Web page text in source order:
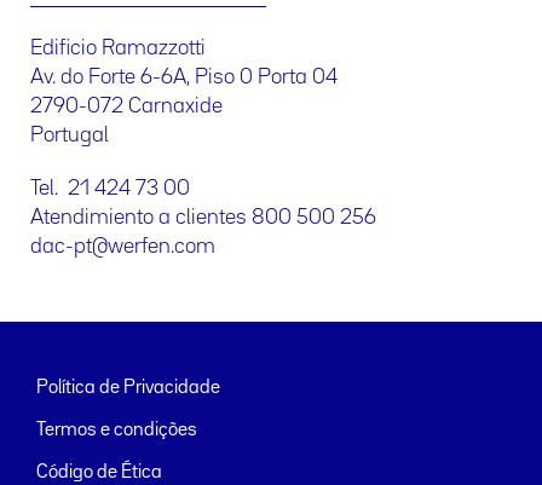
Edificio Ramazzotti
Av. do Forte 6-6A, Piso 0 Porta 04
2790-072 Carnaxide
Portugal
Tel. 21 424 73 00
Atendimiento a clientes 800 500 256
dac-pt@werfen.com
Política de Privacidade
Termos e condições
Código de Ética